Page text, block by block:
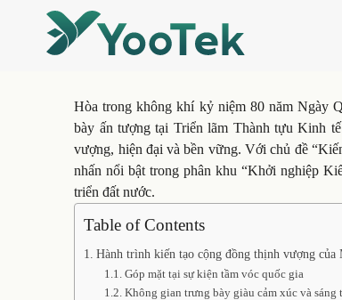
Hòa trong không khí kỷ niệm 80 năm Ngày
bày ấn tượng tại Triển lãm Thành tựu Kinh
vượng, hiện đại và bền vững. Với chủ đề
nhấn nổi bật trong phân khu “Khởi nghiệp
triển đất nước.
Table of Contents
Hành trình kiến tạo cộng đồng thịnh vượng
Góp mặt tại sự kiện tầm vóc quốc gia
Không gian trưng bày giàu cảm xúc và sáng